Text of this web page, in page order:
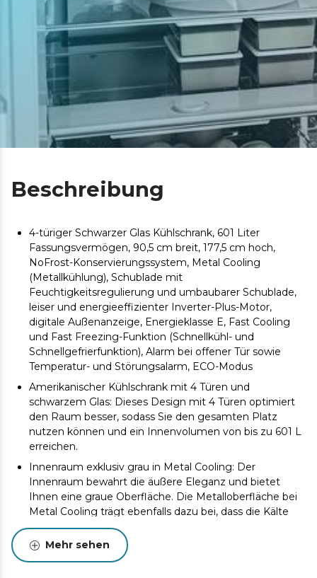
Beschreibung
4-türiger Schwarzer Glas Kühlschrank, 601 Liter
Fassungsvermögen, 90,5 cm breit, 177,5 cm hoch,
NoFrost-Konservierungssystem, Metal Cooling
(Metallkühlung), Schublade mit
Feuchtigkeitsregulierung und umbaubarer Schublade,
leiser und energieeffizienter Inverter-Plus-Motor,
digitale Außenanzeige, Energieklasse E, Fast Cooling
und Fast Freezing-Funktion (Schnellkühl- und
Schnellgefrierfunktion), Alarm bei offener Tür sowie
Temperatur- und Störungsalarm, ECO-Modus
Amerikanischer Kühlschrank mit 4 Türen und
schwarzem Glas: Dieses Design mit 4 Türen optimiert
den Raum besser, sodass Sie den gesamten Platz
nutzen können und ein Innenvolumen von bis zu 601 L
erreichen.
Innenraum exklusiv grau in Metal Cooling: Der
Innenraum bewahrt die äußere Eleganz und bietet
Ihnen eine graue Oberfläche. Die Metalloberfläche bei
Metal Cooling trägt ebenfalls dazu bei, dass die Kälte
gleichmäßiger übertragen wird.
Inverter Plus-Kompressor: Der Inverter-Motor ist
aufgrund seiner längeren Lebensdauer, seines
Mehr sehen